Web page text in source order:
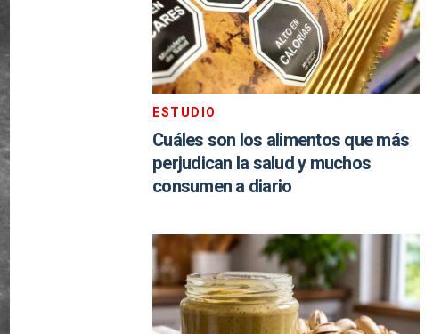
ESTUDIO
Cuáles son los alimentos que más
perjudican la salud y muchos
consumen a diario